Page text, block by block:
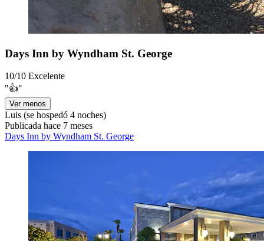
Days Inn by Wyndham St. George
10/10 Excelente
"👍"
Ver menos
Luis (se hospedó 4 noches)
Publicada hace 7 meses
Days Inn by Wyndham St. George